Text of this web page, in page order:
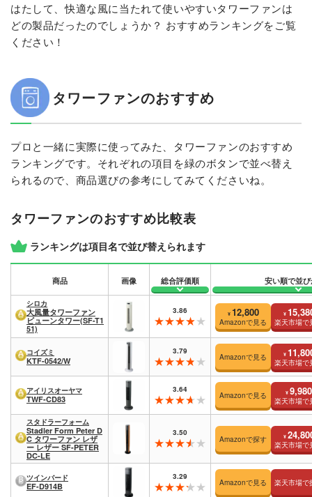
はたして、快適な風に当たれて使いやすいタワーファンは
どの製品だったのでしょうか？ おすすめランキングをご覧
ください！
タワーファンのおすすめ
プロと一緒に実際に使ってみた、タワーファンのおすすめ
ランキングです。それぞれの項目を緑のボタンで並べ替え
られるので、商品選びの参考にしてみてくださいね。
タワーファンのおすすめ比較表
ランキングは項目名で並び替えられます
商品 画像 総合評価順 安い順で並
シロカ
大風量タワーファン
ビューンタワー(SF-T1
51)
3.86 ¥ 12,800
Amazonで見る
¥
楽天市場で
コイズミ
KTF-0542/W
3.79
Amazonで見る ¥
楽天市場で
アイリスオーヤマ
TWF-CD83
3.64
Amazonで見る ¥ 9,980
楽天市場で
スタドラーフォーム
Stadler Form Peter D
C タワーファン レザ
ー レザー SF-PETER
DC-LE
3.50
Amazonで探す ¥
楽天市場で
ツインバード
EF-D914B
3.29
Amazonで見る 楽天市場で